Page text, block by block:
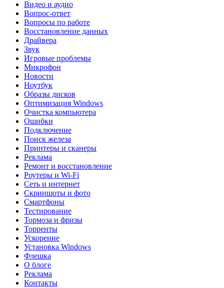
Видео и аудио
Вопрос-ответ
Вопросы по работе
Восстановление данных
Драйвера
Звук
Игровые проблемы
Микрофон
Новости
Ноутбук
Образы дисков
Оптимизация Windows
Очистка компьютера
Ошибки
Подключение
Поиск железа
Принтеры и сканеры
Реклама
Ремонт и восстановление
Роутеры и Wi-Fi
Сеть и интернет
Скриншоты и фото
Смартфоны
Тестирование
Тормоза и фризы
Торренты
Ускорение
Установка Windows
Флешка
О блоге
Реклама
Контакты